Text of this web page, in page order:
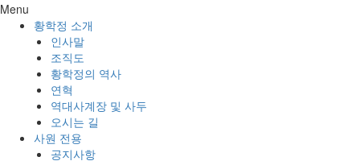
Menu
황학정 소개
인사말
조직도
황학정의 역사
연혁
역대사계장 및 사두
오시는 길
사원 전용
공지사항